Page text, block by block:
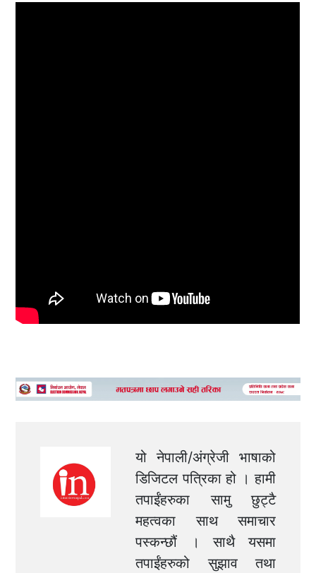
यो नेपाली/अंग्रेजी भाषाको
डिजिटल पत्रिका हो । हामी
तपाईंहरुका सामु छुट्टै
महत्वका साथ समाचार
पस्कन्छौं । साथै यसमा
तपाईंहरुको सुझाव तथा